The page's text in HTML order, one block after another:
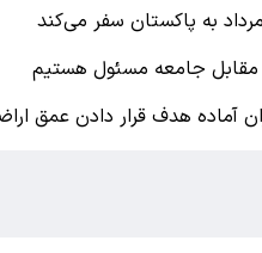
مقابل جامعه مسئول هستیم
آماده هدف قرار دادن عمق